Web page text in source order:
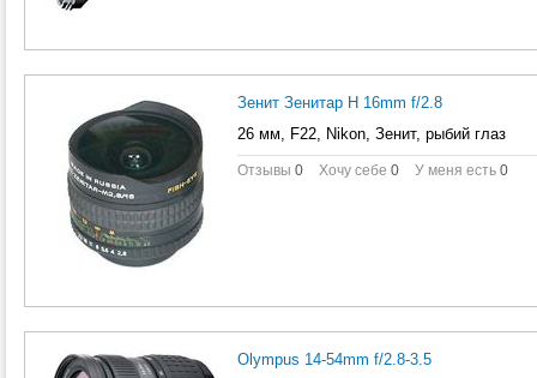
Зенит Зенитар Н 16mm f/2.8
26 мм, F22, Nikon, Зенит, рыбий глаз
Отзывы 0 Хочу себе 0 У меня есть 0
Olympus 14-54mm f/2.8-3.5